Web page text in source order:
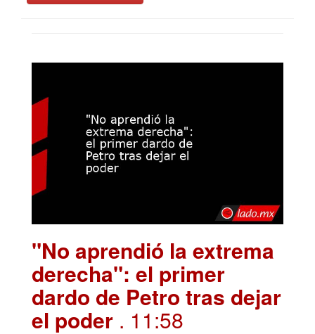
"No aprendió la extrema
derecha": el primer
dardo de Petro tras dejar
el poder . 11:58